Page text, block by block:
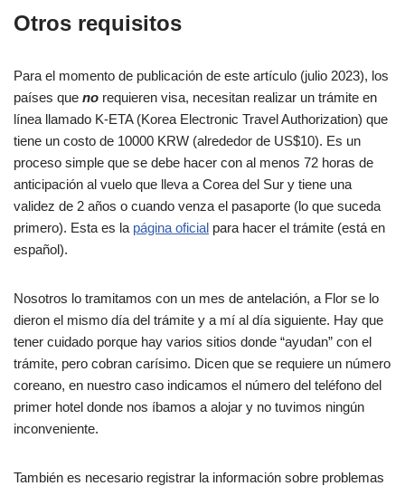
Otros requisitos
Para el momento de publicación de este artículo (julio 2023), los
países que no requieren visa, necesitan realizar un trámite en
línea llamado K-ETA (Korea Electronic Travel Authorization) que
tiene un costo de 10000 KRW (alrededor de US$10). Es un
proceso simple que se debe hacer con al menos 72 horas de
anticipación al vuelo que lleva a Corea del Sur y tiene una
validez de 2 años o cuando venza el pasaporte (lo que suceda
primero). Esta es la página oficial para hacer el trámite (está en
español).
Nosotros lo tramitamos con un mes de antelación, a Flor se lo
dieron el mismo día del trámite y a mí al día siguiente. Hay que
tener cuidado porque hay varios sitios donde “ayudan” con el
trámite, pero cobran carísimo. Dicen que se requiere un número
coreano, en nuestro caso indicamos el número del teléfono del
primer hotel donde nos íbamos a alojar y no tuvimos ningún
inconveniente.
También es necesario registrar la información sobre problemas